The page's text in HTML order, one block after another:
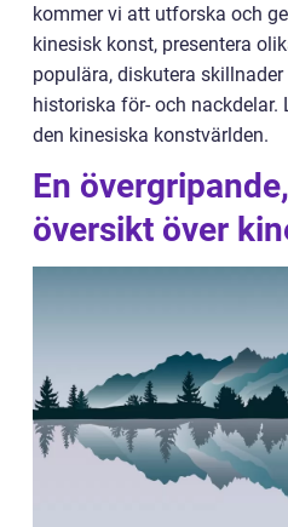
kommer vi att utforska och
kinesisk konst, presentera
populära, diskutera
historiska för- och nackdelar.
den kinesiska konstvärlden.
En
översikt över